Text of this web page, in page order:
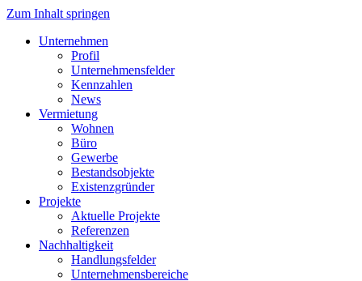
Zum Inhalt springen
Unternehmen
Profil
Unternehmensfelder
Kennzahlen
News
Vermietung
Wohnen
Büro
Gewerbe
Bestandsobjekte
Existenzgründer
Projekte
Aktuelle Projekte
Referenzen
Nachhaltigkeit
Handlungsfelder
Unternehmensbereiche